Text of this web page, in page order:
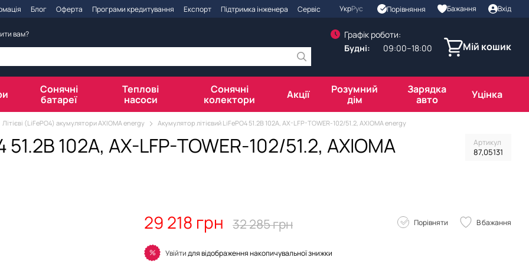
Блог Оферта Програми кредитування Експорт Підтримка інженера
Сервіс
УкрРус Порівняння Бажання Вхід
вам?
Графік роботи:
Будні:
09:00–18:00 Мій кошик
Сонячні
батареї
Теплові
насоси
Сонячні
колектори
Акції
Розумний
дім
Зарядка
авто
Уцінка
Літієві (LiFePO4) акумулятори AXIOMA energy Акумулятор літієвий LiFePO4 51.2В 102A, AX-LFP-TOWER-102/51.2, AXIOMA energy
51.2В 102A, AX-LFP-TOWER-102/51.2, AXIOMA
Артикул
87,05131
29 218 грн 32 285 грн Порівняти В бажання
% Увійтидля відображення накопичувальної знижки